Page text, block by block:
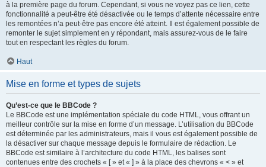
à la première page du forum. Cependant, si vous ne voyez pas ce lien, cette
fonctionnalité a peut-être été désactivée ou le temps d’attente nécessaire entre
les remontées n’a peut-être pas encore été atteint. Il est également possible de
remonter le sujet simplement en y répondant, mais assurez-vous de le faire
tout en respectant les règles du forum.
Haut
Mise en forme et types de sujets
Qu’est-ce que le BBCode ?
Le BBCode est une implémentation spéciale du code HTML, vous offrant un
meilleur contrôle sur la mise en forme d’un message. L’utilisation du BBCode
est déterminée par les administrateurs, mais il vous est également possible de
la désactiver sur chaque message depuis le formulaire de rédaction. Le
BBCode est similaire à l’architecture du code HTML, les balises sont
contenues entre des crochets « [ » et « ] » à la place des chevrons « < » et